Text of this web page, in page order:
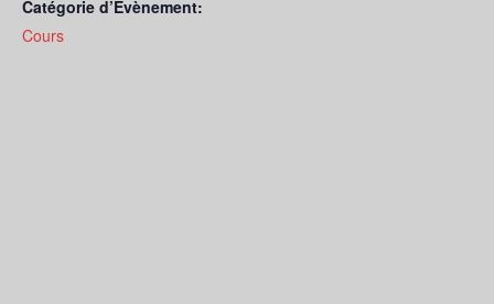
Catégorie d’Évènement:
Cours